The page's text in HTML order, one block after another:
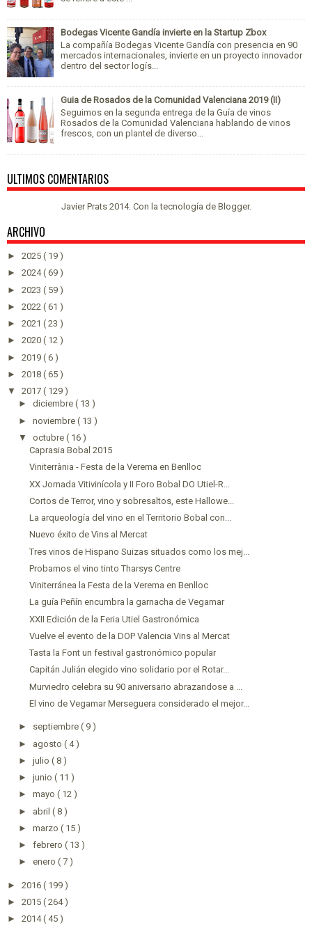
Bodegas Vicente Gandía invierte en la Startup Zbox
La compañía Bodegas Vicente Gandía con presencia en 90
mercados internacionales, invierte en un proyecto innovador
dentro del sector logís...
Guia de Rosados de la Comunidad Valenciana 2019 (II)
Seguimos en la segunda entrega de la Guía de vinos
Rosados de la Comunidad Valenciana hablando de vinos
frescos, con un plantel de diverso...
ULTIMOS COMENTARIOS
Javier Prats 2014. Con la tecnología de Blogger.
ARCHIVO
► 2025 ( 19 )
► 2024( 69 )
► 2023 ( 59 )
► 2022 ( 61 )
► 2021 ( 23 )
► 2020 ( 12 )
► 2019 ( 6 )
► 2018 ( 65 )
▼ 2017 ( 129 )
► diciembre ( 13 )
► noviembre ( 13 )
▼ octubre ( 16 )
Caprasia Bobal 2015
Viniterrània - Festa de la Verema en Benlloc
XX Jornada Vitivinícola y II Foro Bobal DO Utiel-R...
Cortos de Terror, vino y sobresaltos, este Hallowe...
La arqueología del vino en el Territorio Bobal con...
Nuevo éxito de Vins al Mercat
Tres vinos de Hispano Suizas situados como los mej...
Probamos el vino tinto Tharsys Centre
Viniterránea la Festa de la Verema en Benlloc
La guía Peñín encumbra la garnacha de Vegamar
XXII Edición de la Feria Utiel Gastronómica
Vuelve el evento de la DOP Valencia Vins al Mercat
Tasta la Font un festival gastronómico popular
Capitán Julián elegido vino solidario por el Rotar...
Murviedro celebra su 90 aniversario abrazandose a ...
El vino de Vegamar Merseguera considerado el mejor...
► septiembre ( 9 )
► agosto ( 4 )
► julio ( 8 )
► junio ( 11 )
► mayo ( 12 )
► abril ( 8 )
► marzo ( 15 )
► febrero ( 13 )
► enero ( 7 )
► 2016 ( 199 )
► 2015 ( 264 )
► 2014( 45 )